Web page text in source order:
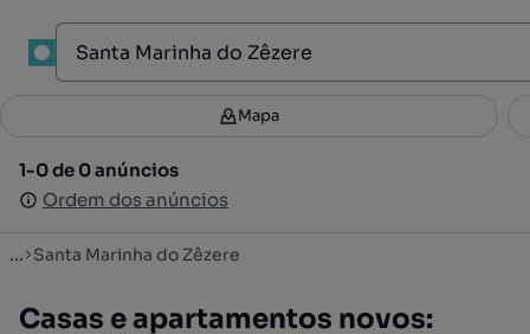
Filtros 2
1-0 de 0 anúncios
Ordem dos anúncios
Mapa
1-0 de 0 anúncios
Ordem dos anúncios
... Santa Marinha do Zêzere
Casas e apartamentos novos: